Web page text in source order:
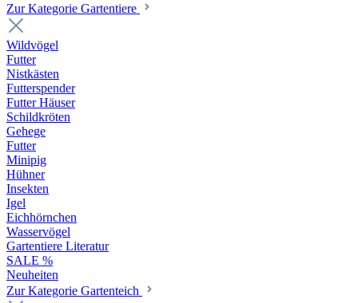
Zur Kategorie Gartentiere
Wildvögel
Futter
Nistkästen
Futterspender
Futter Häuser
Schildkröten
Gehege
Futter
Minipig
Hühner
Insekten
Igel
Eichhörnchen
Wasservögel
Gartentiere Literatur
SALE %
Neuheiten
Zur Kategorie Gartenteich